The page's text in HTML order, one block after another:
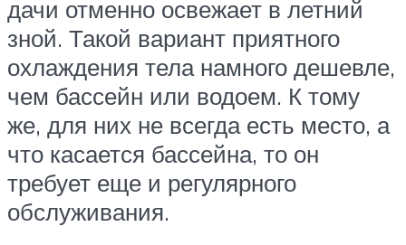
дачи отменно освежает в летний
зной. Такой вариант приятного
охлаждения тела намного дешевле,
чем бассейн или водоем. К тому
же, для них не всегда есть место, а
что касается бассейна, то он
требует еще и регулярного
обслуживания.